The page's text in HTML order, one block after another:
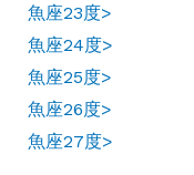
魚座23度>
魚座24度>
魚座25度>
魚座26度>
魚座27度>